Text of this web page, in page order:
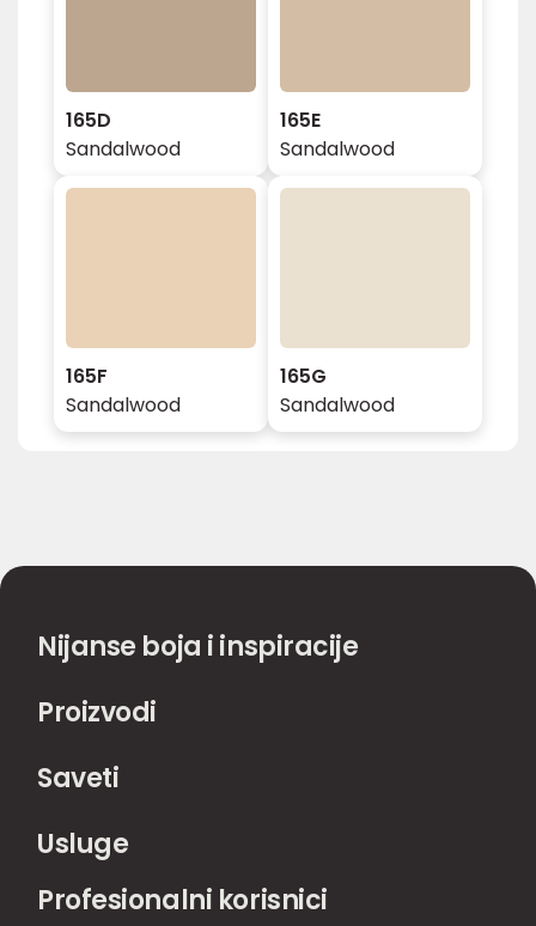
165D
Sandalwood
165E
Sandalwood
165F
Sandalwood
165G
Sandalwood
Nijanse boja i inspiracije
Proizvodi
Saveti
Usluge
Profesionalni korisnici